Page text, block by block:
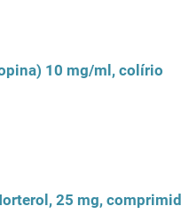
10 mg/ml, colírio
25 mg,